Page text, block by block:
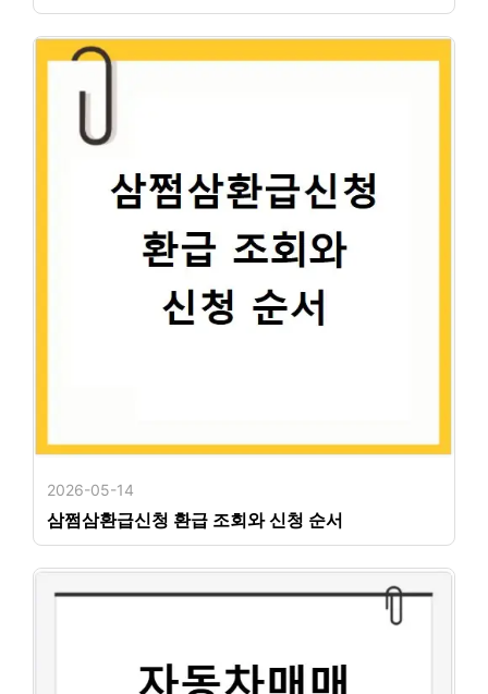
2026-05-14
삼쩜삼환급신청 환급 조회와 신청 순서